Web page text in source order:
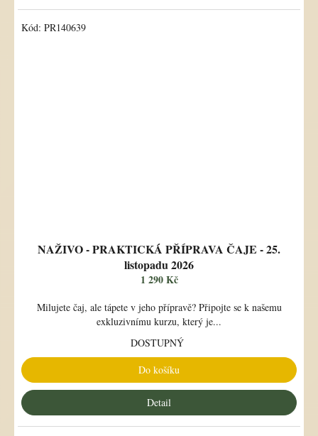
NAŽIVO - PRAKTICKÁ PŘÍPRAVA ČAJE - 25.
listopadu 2026
1 290 Kč
Milujete čaj, ale tápete v jeho přípravě? Připojte se k našemu
exkluzivnímu kurzu, který je...
DOSTUPNÝ
Do košíku
Detail
Kód: PR140639